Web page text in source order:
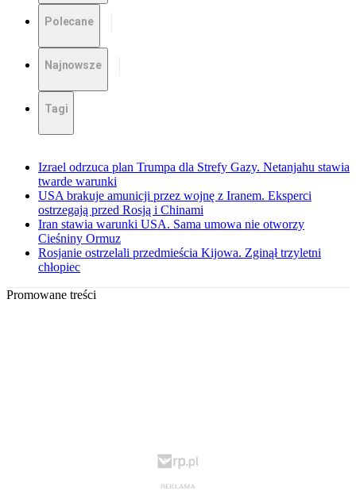
Polecane
Najnowsze
Tagi
Izrael odrzuca plan Trumpa dla Strefy Gazy. Netanjahu stawia
twarde warunki
USA brakuje amunicji przez wojnę z Iranem. Eksperci
ostrzegają przed Rosją i Chinami
Iran stawia warunki USA. Sama umowa nie otworzy
Cieśniny Ormuz
Rosjanie ostrzelali przedmieścia Kijowa. Zginął trzyletni
chłopiec
Promowane treści